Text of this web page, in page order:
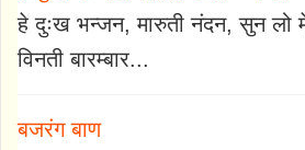
हे दुःख भन्जन, मारुती नंदन, सुन लो
विनती बारम्बार...
बजरंग बाण